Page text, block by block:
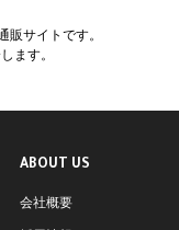
販サイトです。
ます。
ABOUT US
会社概要